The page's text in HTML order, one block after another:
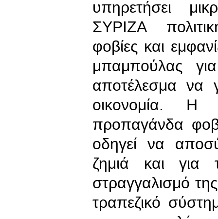
υπηρετήσει
ΣΥΡΙΖΑ
φοβίες και
μπαμπούλας
αποτέλεσμα να
οικονομία. Η
προπαγάνδα
οδηγεί να
ζημιά και για
στραγγαλισμό
τραπεζικό